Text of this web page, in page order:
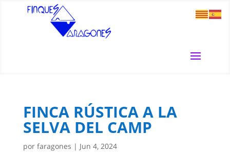
FINCA RÚSTICA A LA
SELVA DEL CAMP
por faragones | Jun 4, 2024